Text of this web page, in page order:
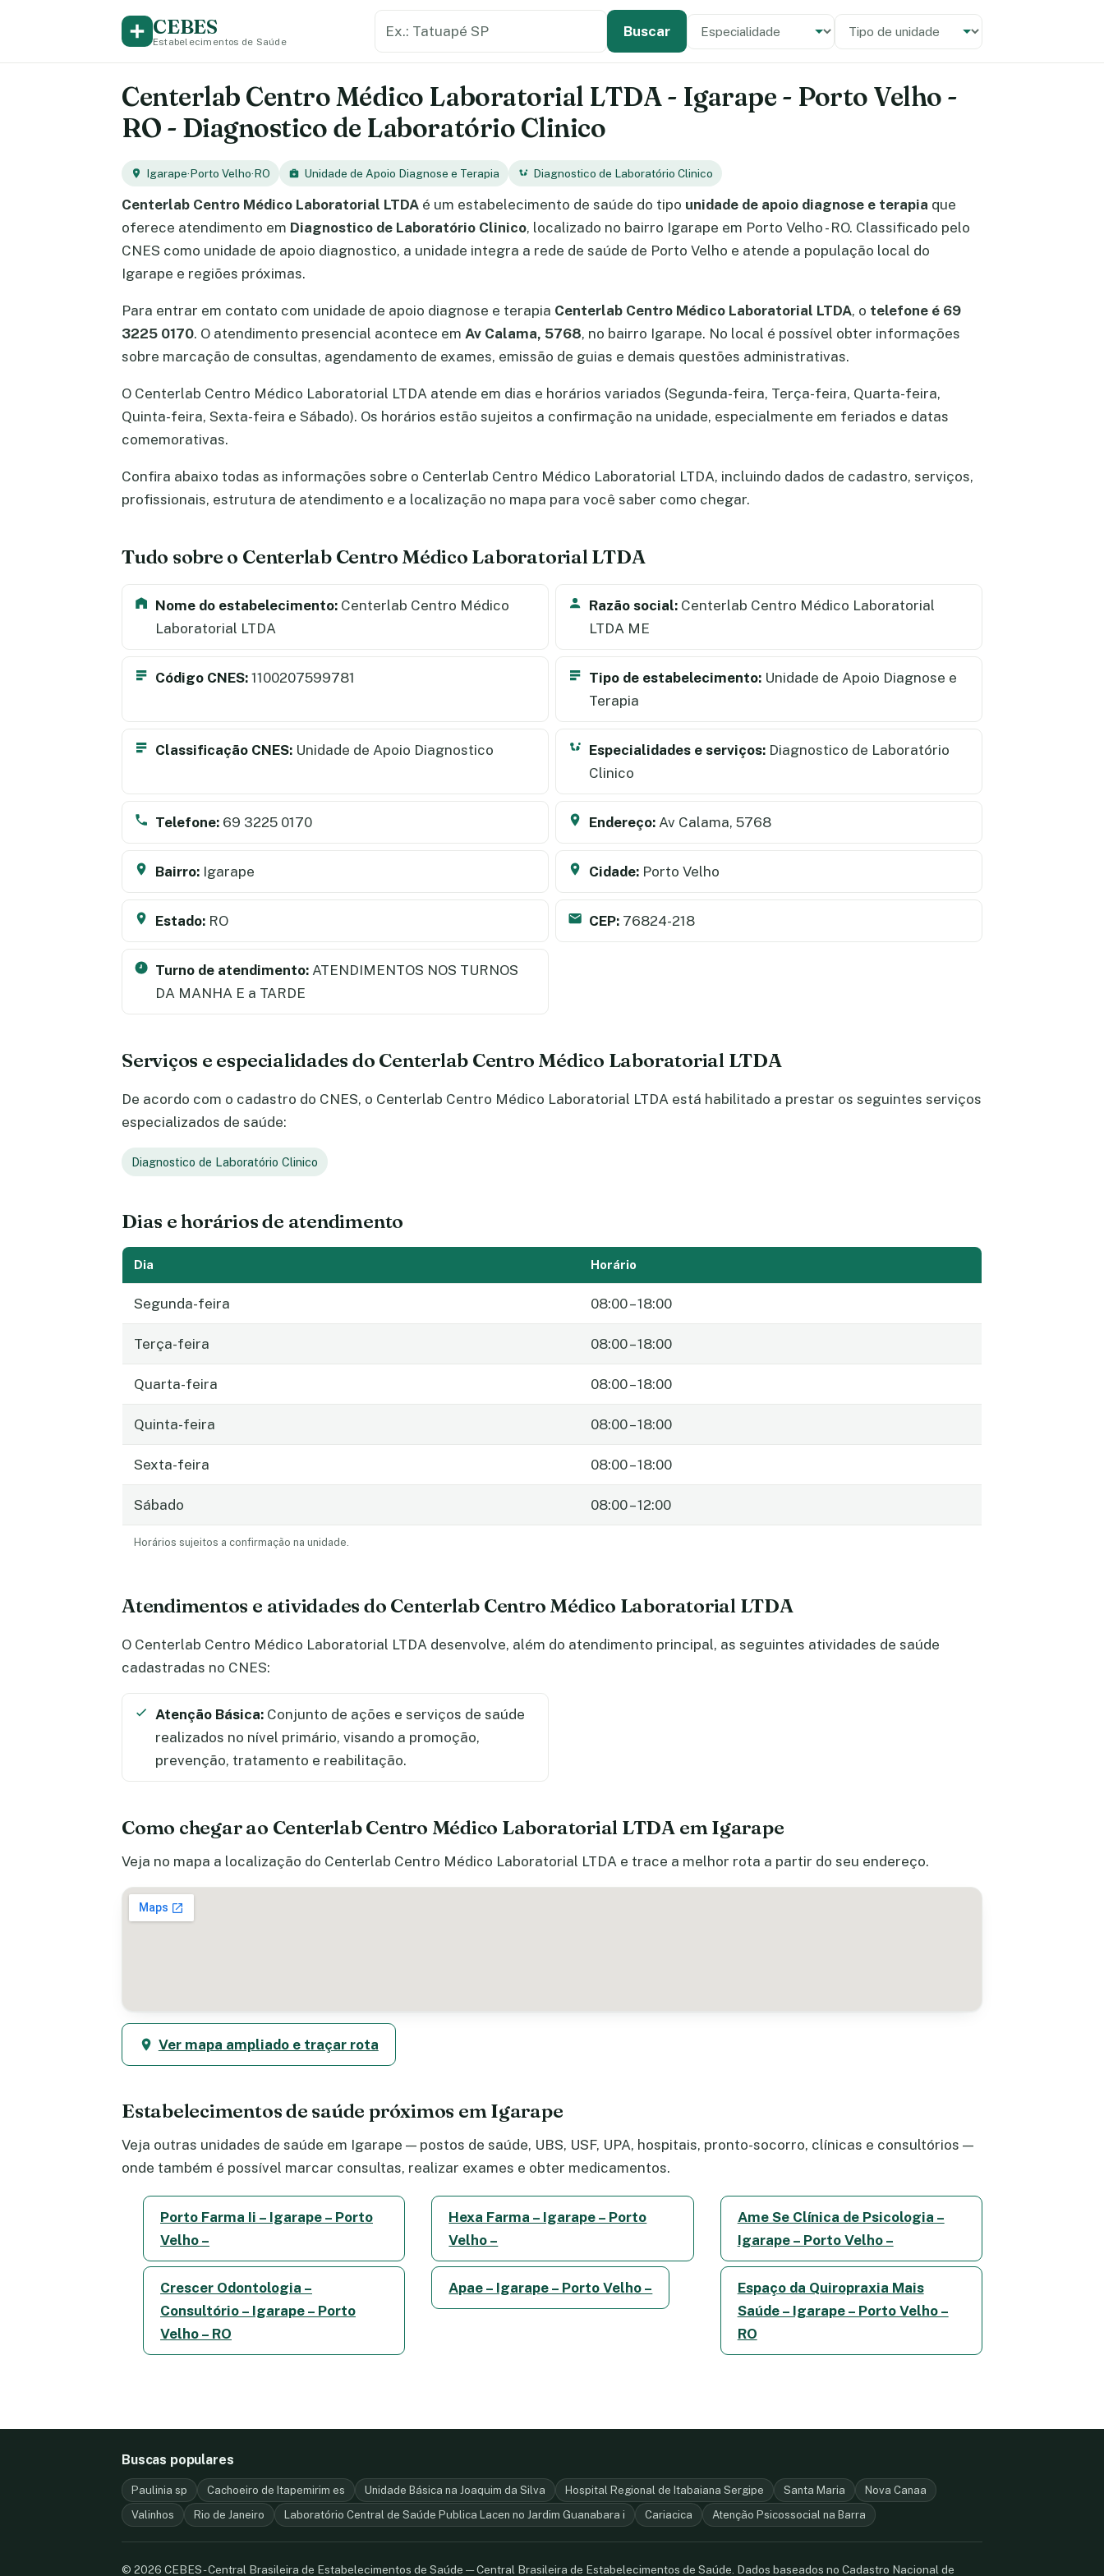
CEBES
Estabelecimentos de Saúde
Buscar Especialidade
Tipo de unidade
Centerlab Centro Médico Laboratorial LTDA - Igarape - Porto Velho -
RO - Diagnostico de Laboratório Clinico
Igarape·Porto Velho·RO Unidade de Apoio Diagnose e Terapia Diagnostico de Laboratório Clinico
Centerlab Centro Médico Laboratorial LTDA é um estabelecimento de saúde do tipo unidade de apoio diagnose e terapia que
oferece atendimento em Diagnostico de Laboratório Clinico, localizado no bairro Igarape em Porto Velho - RO. Classificado pelo
CNES como unidade de apoio diagnostico, a unidade integra a rede de saúde de Porto Velho e atende a população local do
Igarape e regiões próximas.
Para entrar em contato com unidade de apoio diagnose e terapia Centerlab Centro Médico Laboratorial LTDA, o telefone é 69
3225 0170. O atendimento presencial acontece em Av Calama, 5768, no bairro Igarape. No local é possível obter informações
sobre marcação de consultas, agendamento de exames, emissão de guias e demais questões administrativas.
O Centerlab Centro Médico Laboratorial LTDA atende em dias e horários variados (Segunda-feira, Terça-feira, Quarta-feira,
Quinta-feira, Sexta-feira e Sábado). Os horários estão sujeitos a confirmação na unidade, especialmente em feriados e datas
comemorativas.
Confira abaixo todas as informações sobre o Centerlab Centro Médico Laboratorial LTDA, incluindo dados de cadastro, serviços,
profissionais, estrutura de atendimento e a localização no mapa para você saber como chegar.
Tudo sobre o Centerlab Centro Médico Laboratorial LTDA
Nome do estabelecimento: Centerlab Centro Médico
Laboratorial LTDA
Razão social: Centerlab Centro Médico Laboratorial
LTDA ME
Código CNES: 1100207599781 Tipo de estabelecimento: Unidade de Apoio Diagnose e
Terapia
Classificação CNES: Unidade de Apoio Diagnostico Especialidades e serviços: Diagnostico de Laboratório
Clinico
Telefone: 69 3225 0170 Endereço: Av Calama, 5768
Bairro: Igarape Cidade: Porto Velho
Estado: RO CEP: 76824-218
Turno de atendimento: ATENDIMENTOS NOS TURNOS
DA MANHA E a TARDE
Serviços e especialidades do Centerlab Centro Médico Laboratorial LTDA
De acordo com o cadastro do CNES, o Centerlab Centro Médico Laboratorial LTDA está habilitado a prestar os seguintes serviços
especializados de saúde:
Diagnostico de Laboratório Clinico
Dias e horários de atendimento
Dia Horário
Segunda-feira 08:00 – 18:00
Terça-feira 08:00 – 18:00
Quarta-feira 08:00 – 18:00
Quinta-feira 08:00 – 18:00
Sexta-feira 08:00 – 18:00
Sábado 08:00 – 12:00
Horários sujeitos a confirmação na unidade.
Atendimentos e atividades do Centerlab Centro Médico Laboratorial LTDA
O Centerlab Centro Médico Laboratorial LTDA desenvolve, além do atendimento principal, as seguintes atividades de saúde
cadastradas no CNES:
Atenção Básica: Conjunto de ações e serviços de saúde
realizados no nível primário, visando a promoção,
prevenção, tratamento e reabilitação.
Como chegar ao Centerlab Centro Médico Laboratorial LTDA em Igarape
Veja no mapa a localização do Centerlab Centro Médico Laboratorial LTDA e trace a melhor rota a partir do seu endereço.
Ver mapa ampliado e traçar rota
Estabelecimentos de saúde próximos em Igarape
Veja outras unidades de saúde em Igarape — postos de saúde, UBS, USF, UPA, hospitais, pronto-socorro, clínicas e consultórios —
onde também é possível marcar consultas, realizar exames e obter medicamentos.
Porto Farma Ii – Igarape – Porto
Velho –
Hexa Farma – Igarape – Porto
Velho –
Ame Se Clínica de Psicologia –
Igarape – Porto Velho –
Crescer Odontologia –
Consultório – Igarape – Porto
Velho – RO
Apae – Igarape – Porto Velho –
Espaço da Quiropraxia Mais
Saúde – Igarape – Porto Velho –
RO
Buscas populares
Paulinia sp Cachoeiro de Itapemirim es Unidade Básica na Joaquim da Silva Hospital Regional de Itabaiana Sergipe Santa Maria
Nova Canaa
Valinhos
Rio de Janeiro Laboratório Central de Saúde Publica Lacen no Jardim Guanabara i Cariacica Atenção Psicossocial na Barra
© 2026 CEBES - Central Brasileira de Estabelecimentos de Saúde — Central Brasileira de Estabelecimentos de Saúde. Dados baseados no Cadastro Nacional de